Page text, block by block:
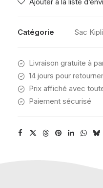
DOT
Catégorie Sac
Livraison gratuite à
14 jours pour
Prix affiché avec
Paiement sécurisé